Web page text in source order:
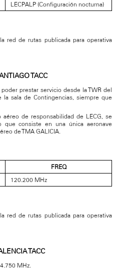
LECPALP (Configuración nocturna)
red de rutas publicada para operativa
TACC
prestar servicio desde la TWR del
sala de Contingencias, siempre que
de responsabilidad de LECG, se
que consiste en una única aeronave
de TMA GALICIA.
FREQ
120.200 MHz
red de rutas publicada para operativa
TACC
MHz.